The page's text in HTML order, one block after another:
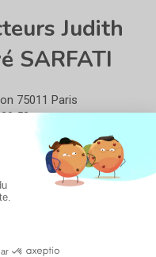
Judith
SARFATI
75011 Paris
52
charte cookie